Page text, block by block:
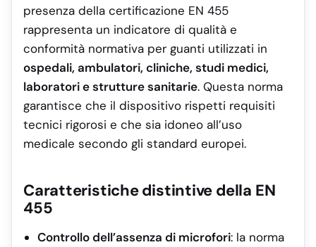
presenza della certificazione EN 455
rappresenta un indicatore di qualità e
conformità normativa per guanti utilizzati in
ospedali, ambulatori, cliniche, studi medici,
laboratori e strutture sanitarie. Questa norma
garantisce che il dispositivo rispetti requisiti
tecnici rigorosi e che sia idoneo all’uso
medicale secondo gli standard europei.
Caratteristiche distintive della EN
455
Controllo dell’assenza di microfori: la norma